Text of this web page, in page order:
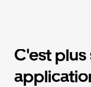
C'est